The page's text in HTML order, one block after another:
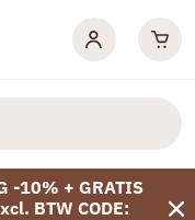
-10% + GRATIS
BTW CODE: